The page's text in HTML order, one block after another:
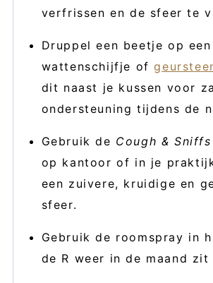
verfrissen en de sfeer te
Druppel een beetje op een
wattenschijfje of
dit naast je kussen voor
ondersteuning tijdens de
Gebruik de Cough &
op kantoor of in je
een zuivere, kruidige en
sfeer.
Gebruik de roomspray in
de R weer in de maand zit